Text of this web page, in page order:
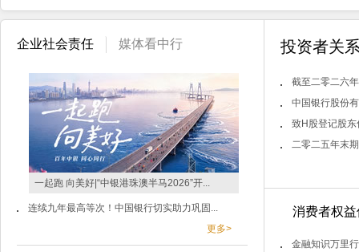
企业社会责任 媒体看中行
一起跑 向美好|“中银港珠澳半马2026”开...
连续九年最高等次！中国银行切实助力巩固...
更多>
投资者关
截至二零二六
中国银行股份
致H股登记股
二零二五年末
消费者权
金融知识万里